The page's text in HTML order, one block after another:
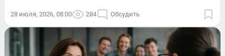
28 июля, 2026, 08:00 284 Обсудить